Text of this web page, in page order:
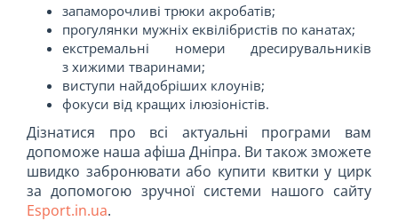
запаморочливі трюки акробатів;
прогулянки мужніх еквілібристів по канатах;
екстремальні номери дресирувальників
з хижими тваринами;
виступи найдобріших клоунів;
фокуси від кращих ілюзіоністів.
Дізнатися про всі актуальні програми вам
допоможе наша афіша Дніпра. Ви також зможете
швидко забронювати або купити квитки у цирк
за допомогою зручної системи нашого сайту
Esport.in.ua.